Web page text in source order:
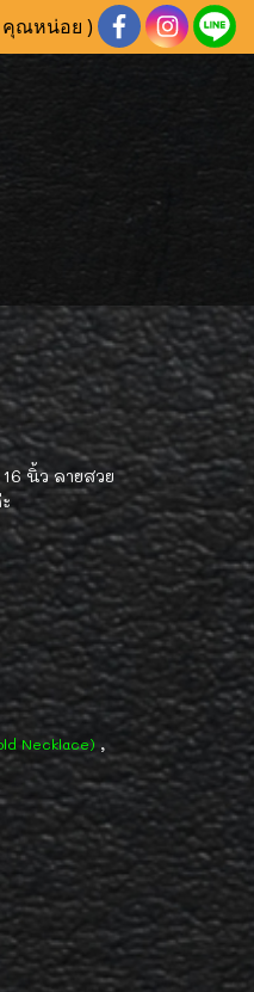
คุณหน่อย )
นิ้ว ลายสวย
ะ
Necklace) ,